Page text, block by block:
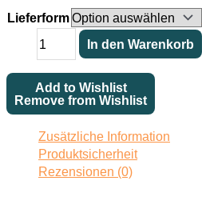
Lieferform
Wright
Menge
In den Warenkorb
Add to Wishlist
Remove from Wishlist
Zusätzliche Information
Produktsicherheit
Rezensionen (0)